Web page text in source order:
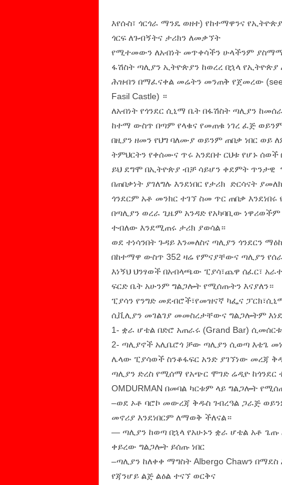
እየሱስ፣ ጎርጎራ ማንዴ ወዘተ) የከተማዋንና
ጎርፍ ለጉብኝትና ታሪክን ለመቃኘት
የሚተመውን ለአብነት መጥቀሳችን ሁላችንም
ፋሽስት ጣሊያን ኢትዮጵያን ከወረረ በኋላ የኢትዮጵያ
ሕዝብን በማፈናቀል መሬትን መንጠቅ የጀመረው (see
Fasil Castle) ።
ለአብነት የጎንደር ሲኒማ ቤት በፋሽስት ጣሊያን
ከተማ ውስጥ በጣም የላቁና የመጠቁ ነገረ ፈጅ ወይንም
በዚያን ዘመን የህግ ባለሙያ ወይንም ጠበቃ ነበር ወይ
ትምህርትን የቀሰሙና ጥሩ አንደበተ ርህቱ የሆኑ ሰወች
ይህ ደግሞ በኢትዮጵያ ብቻ ሳይሆን ቀደምት ጥንታዊ
በጠበቃነት ያገለግሉ እንደነበር የታሪክ ድርሳናት
ጎንደርም አቶ መንክር ተገኘ ስመ ጥር ጠበቃ
በጣሊያን ወረራ ጊዜም አንዳድ የአካባቢው
ተብለው እንደሚጠሩ ታሪክ ያወሳል።
ወደ ተነሳንበት ጉዳይ እንመለስና ጣሊያን ጎንደርን
በከተማዋ ውስጥ 352 ዛሬ የምናያቸውና ጣሊያን
እነኝህ ህንፃወች በአብላጫው ፒያሳ፣ጨዋ ሰፈር፣
ፍርድ ቤት አሁንም ግልጋሎት የሚሰጡትን እናያለን።
ፒያሳን የንግድ መደብሮች፣የመዝናኛ ካፌና
ሲቪሊያን መገልገያ መመስረታቸውና ግልጋሎትም
1- ቋራ ሆቴል በድሮ አጠራሩ (Grand Bar)
2- ጣሊያኖች አሊቤሮጎ ቻው ጣሊያን ሲወጣ እቴጌ
ሌላው ፒያሳወች ስንቆፋፍር አንድ ያገኘነው መረጃ
ጣሊያን ድረስ የሚሰማ የአጭር ሞገድ ሬዲዮ ከጎንደር
OMDURMAN በመባል ካርቱም ላይ ግልጋሎት
–ወደ ኦቶ ባሮኮ መውረጃ ቅዱስ ገብረዓል ጋራጅ
መኖሪያ እንደነበርም ለማወቅ ችለናል።
— ጣሊያን ከወጣ በኋላ የአሁኑን ቋራ ሆቴል አቶ ጌጡ
ቀይረው ግልጋሎት ይሰጡ ነበር
–ጣሊያን ከለቀቀ ማግስት Albergo Chawን
የጃንሆይ ልጅ ልዕል ተናኘ ወርቅና